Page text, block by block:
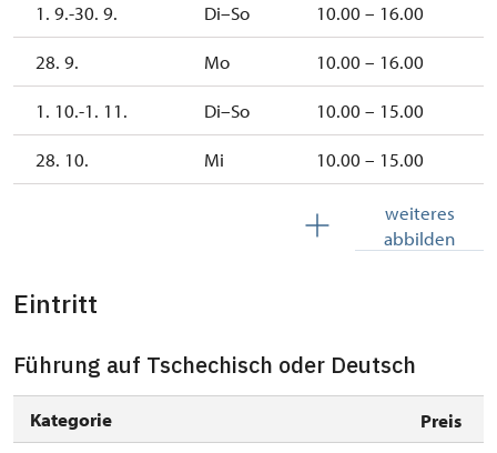
1. 9.-30. 9. Di–So 10.00 – 16.00
28. 9. Mo 10.00 – 16.00
1. 10.-1. 11. Di–So 10.00 – 15.00
28. 10. Mi 10.00 – 15.00
geschlossenweiteres
abbilden
Eintritt
Führung auf Tschechisch oder Deutsch
Kategorie
Preis